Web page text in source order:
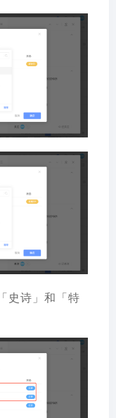
史诗」和「特